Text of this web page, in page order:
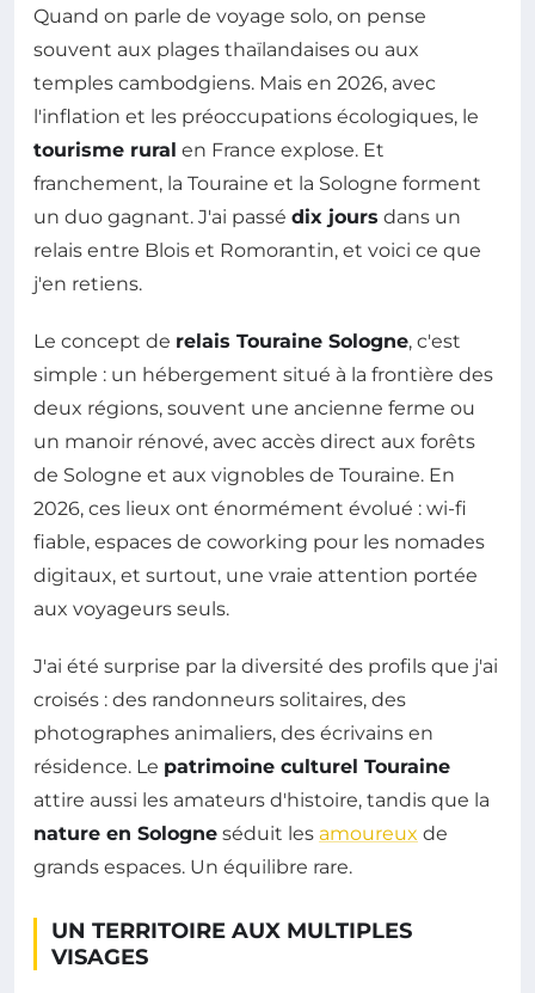
Quand on parle de voyage solo, on pense
souvent aux plages thaïlandaises ou aux
temples cambodgiens. Mais en 2026, avec
l'inflation et les préoccupations écologiques, le
tourisme rural en France explose. Et
franchement, la Touraine et la Sologne forment
un duo gagnant. J'ai passé dix jours dans un
relais entre Blois et Romorantin, et voici ce que
j'en retiens.
Le concept de relais Touraine Sologne, c'est
simple : un hébergement situé à la frontière des
deux régions, souvent une ancienne ferme ou
un manoir rénové, avec accès direct aux forêts
de Sologne et aux vignobles de Touraine. En
2026, ces lieux ont énormément évolué : wi-fi
fiable, espaces de coworking pour les nomades
digitaux, et surtout, une vraie attention portée
aux voyageurs seuls.
J'ai été surprise par la diversité des profils que j'ai
croisés : des randonneurs solitaires, des
photographes animaliers, des écrivains en
résidence. Le patrimoine culturel Touraine
attire aussi les amateurs d'histoire, tandis que la
nature en Sologne séduit les amoureux de
grands espaces. Un équilibre rare.
UN TERRITOIRE AUX MULTIPLES
VISAGES